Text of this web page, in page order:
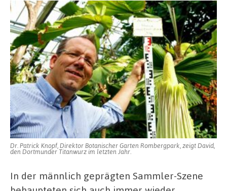
Dr. Patrick Knopf, Direktor Botanischer Garten Rombergpark, zeigt David,
den Dortmunder Titanwurz im letzten Jahr.
In der männlich geprägten Sammler-Szene